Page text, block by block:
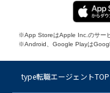
※App StoreはApple Inc.のサー
※Android、Google Playは
type転職エージェントTOP